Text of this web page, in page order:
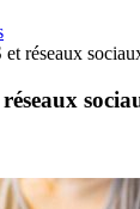
réseaux